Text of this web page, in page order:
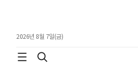
2026년 8월 7일(금)